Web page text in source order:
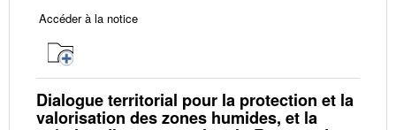
Accéder à la notice
Dialogue territorial pour la protection et la
valorisation des zones humides, et la